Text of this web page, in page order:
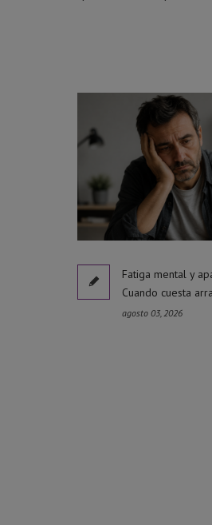
Fatiga mental y
Cuando cuesta
agosto 03, 2026